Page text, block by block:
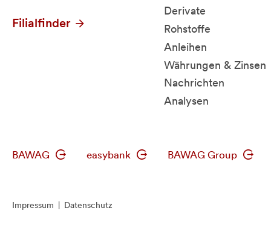
Filialfinder
Derivate
Rohstoffe
Anleihen
Währungen & Zinsen
Nachrichten
Analysen
BAWAG easybank BAWAG Group
Impressum Datenschutz